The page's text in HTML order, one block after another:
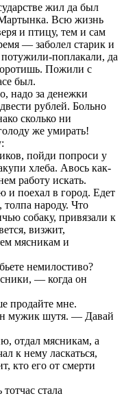
жил да был
Всю жизнь
и птицу, тем и сам
— заболел старик и
поплакали, да
Пожили с
был.
надо за денежки
рублей. Больно
сколько ни
же умирать!
пойди попроси у
хлеба. Авось как-
работу искать.
и поехал в город. Едет
народу. Что
собаку, привязали к
визжит,
мясникам и
немилостиво?
— когда он
продайте мне.
мужик шутя. — Давай
отдал мясникам, а
к нему ласкаться,
кто его от смерти
стала